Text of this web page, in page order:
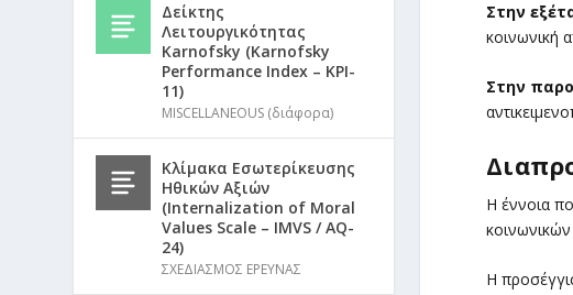
Στην
κοινωνική
Στην
Η έννοια
Η
Δείκτης
Λειτουργικότητας
Karnofsky (Karnofsky
Performance Index – KPI-
11)
MISCELLANEOUS (διάφορα)
Κλίμακα Εσωτερίκευσης
Ηθικών Αξιών
(Internalization of Moral
Values Scale – IMVS / AQ-
24)
ΣΧΕΔΙΑΣΜΟΣ ΕΡΕΥΝΑΣ